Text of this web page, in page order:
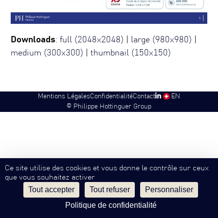
Downloads:full (2048x2048) large (980x980)
medium (300x300) |thumbnail (150x150)
© Philippe Hottinguer Group
Mentions LégalesConfidentialitéContact SW EN
Ce site utilise des cookies et vous donne le contrôle sur ceux
que vous souhaitez activer
Tout accepter Tout refuser
Personnaliser
Politique de confidentialité